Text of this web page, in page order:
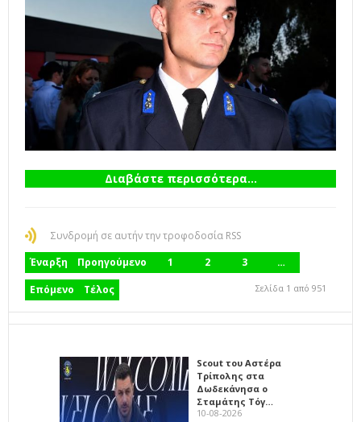
Διαβάστε περισσότερα...
Συνδρομή σε αυτήν την τροφοδοσία RSS
Έναρξη
Προηγούμενο 1 2 3
…
Επόμενο
Τέλος Σελίδα 1 από 951
Scout του Αστέρα
Τρίπολης στα
Δωδεκάνησα ο
Σταμάτης Τόγ…
10-08-2026